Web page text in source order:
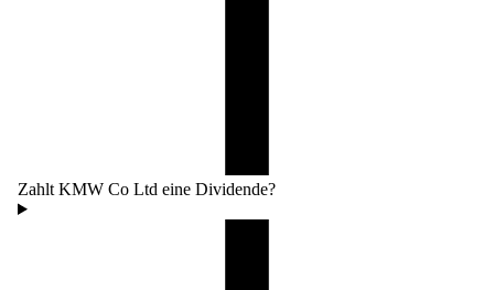
Zahlt KMW Co Ltd eine Dividende?